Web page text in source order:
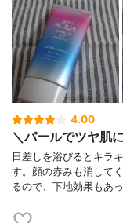
4.00
＼パールでツヤ肌
日差しを浴びるとキラ
す。顔の赤みも消して
るので、下地効果もあ